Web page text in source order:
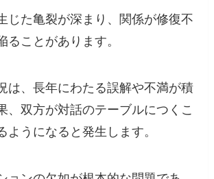
じた亀裂が深まり、関係が修復不
ることがあります。
は、長年にわたる誤解や不満が積
、双方が対話のテーブルにつくこ
ようになると発生します。